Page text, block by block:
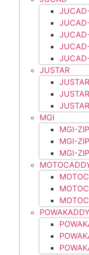
JUSTAR
MGI
MGI-
MGI-
MGI-
POWAKADDY